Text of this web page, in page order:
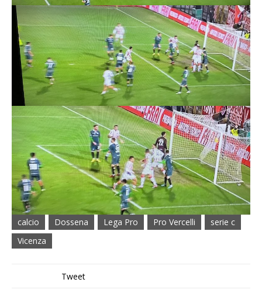
calcio Dossena Lega Pro Pro Vercelli
serie c
Vicenza
Tweet